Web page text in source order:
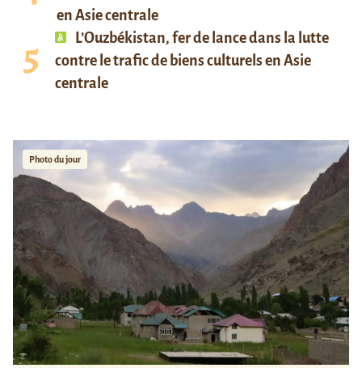
en Asie centrale
L’Ouzbékistan, fer de lance dans la lutte
contre le trafic de biens culturels en Asie
centrale
Photo du jour